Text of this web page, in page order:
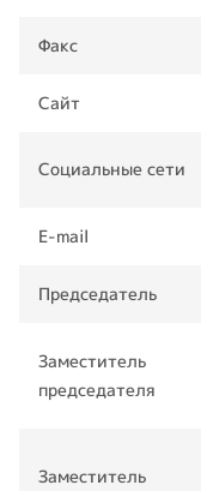
Факс
Сайт
Социальные сети
E-mail
Председатель
Заместитель
председателя
Заместитель